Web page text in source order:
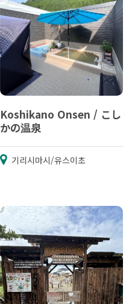
Koshikano Onsen / こし
かの温泉
기리시마시/유스이초